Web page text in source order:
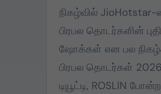
நிகழ்வில் JioHotstar-
பிரபல தொடர்களின்
ஷோக்கள் என பல
பிரபல தொடர்கள்
டியூட்டி, ROSLIN
எந்த
என்